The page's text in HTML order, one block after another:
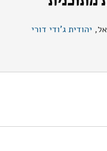
יהודית ג'ודי דורי